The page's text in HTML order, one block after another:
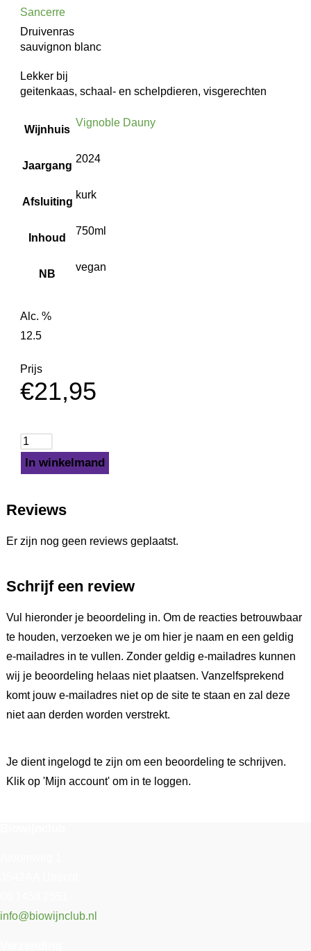
Sancerre
Druivenras
sauvignon blanc
Lekker bij
geitenkaas, schaal- en schelpdieren, visgerechten
Wijnhuis
Vignoble Dauny
Jaargang
2024
Afsluiting
kurk
Inhoud
750ml
NB
vegan
Alc. %
12.5
Prijs
€21,95
In winkelmand
Reviews
Er zijn nog geen reviews geplaatst.
Schrijf een review
Vul hieronder je beoordeling in. Om de reacties betrouwbaar
te houden, verzoeken we je om hier je naam en een geldig
e-mailadres in te vullen. Zonder geldig e-mailadres kunnen
wij je beoordeling helaas niet plaatsen. Vanzelfsprekend
komt jouw e-mailadres niet op de site te staan en zal deze
niet aan derden worden verstrekt.
Je dient ingelogd te zijn om een beoordeling te schrijven.
Klik op 'Mijn account' om in te loggen.
info@biowijnclub.nl